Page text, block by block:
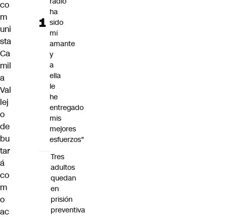
co
m
uni
sta
Ca
mil
a
Val
lej
o
de
bu
tar
á
co
m
o
ac
ha
sido
mi
amante
y
a
ella
le
he
entregado
mis
mejores
esfuerzos"
Tres
adultos
quedan
en
prisión
preventiva